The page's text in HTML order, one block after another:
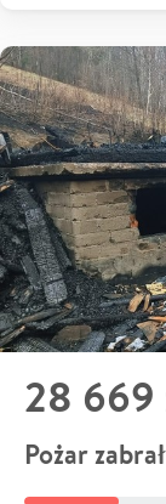
28 669
Pożar